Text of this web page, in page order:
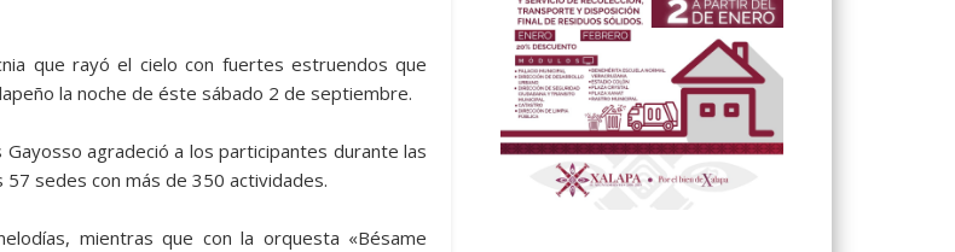
que rayó el cielo con fuertes estruendos que
la noche de éste sábado 2 de septiembre.
agradeció a los participantes durante las
sedes con más de 350 actividades.
mientras que con la orquesta «Bésame